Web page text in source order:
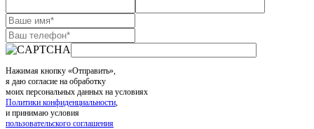
Нажимая кнопку «Отправить»,
я даю согласие на обработку
моих персональных данных на условиях
Политики конфиденциальности
и принимаю условия
пользовательского соглашения